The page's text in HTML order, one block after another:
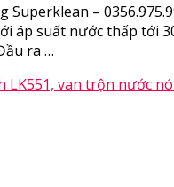
Superklean –
suất nước thấp tới
ra …